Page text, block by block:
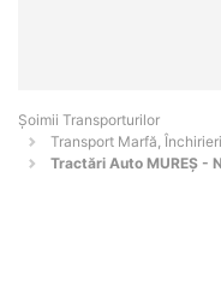
Șoimii Transporturilor
Transport Marfă,
Tractări Auto MUREȘ -